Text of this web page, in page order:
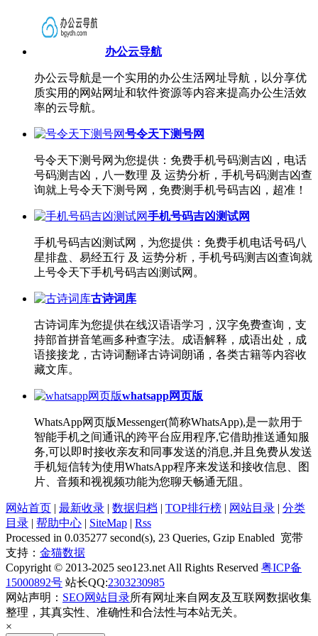
办公云导航
办公云导航是一个实用的办公生活网址导航，以分享优
质实用的网站网址和软件资源等内容来提高办公生活效
率的云导航。
号令天下测号网
号令天下测号网为您提供：免费手机号码测吉凶，电话
号码测吉凶，八一数理 及 运势分析，手机号码测吉凶查
询就上号令天下测号网，免费测手机号码吉凶，超准！
手机号码吉凶测试网
手机号码吉凶测试网，为您提供：免费手机电话号码八
星排盘、易经五行 及 运势分析，手机号码测吉凶查询就
上号令天下手机号码吉凶测试网。
古诗词库
古诗词库为您提供在线汉语语学习，汉字免费查询，支
持部首拼音笔画多种查字法。成语解释，成语出处，成
语接接龙，古诗词翻译古诗词朗诵，各类古籍等内容收
藏文库。
whatsapp网页版
WhatsApp网页版Messenger(简称WhatsApp),是一款用于
智能手机之间通讯的跨平台应用程序,它借助推送通知服
务,可以即时接收亲友和同事发送的消息,并且免费从发送
手机短信转为使用WhatsApp程序来发送和接收信息、图
片、音频和视视频功能为您聊天畅通无阻。
网站首页 | 最新收录 | 数据归档 | TOP排行榜 | 网站目录 | 分类
目录 | 帮助中心 | SiteMap | Rss
Processed in 0.035277 second(s), 23 Queries, Gzip Enabled 宽带
支持： 金猫数据
Copyright © 2013-2025 seo123.net All Rights Reserved 粤ICP备
15000892号 站长QQ:2303230985
网站声明： SEO网站目录所有网址来自网友及互联网数据收集
整理，其真实性、准确性和合法性与本站无关。
×